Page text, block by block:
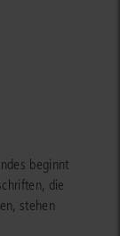
beginnt
die
stehen